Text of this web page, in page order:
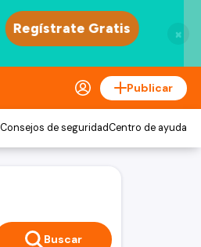
×
Publicar
Consejos de seguridadCentro de ayuda
Buscar